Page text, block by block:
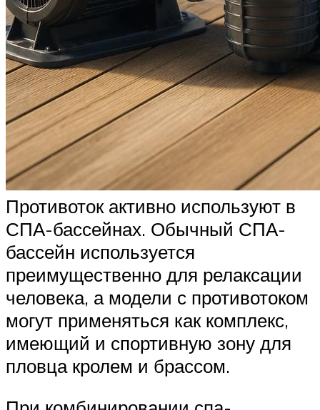
Противоток активно используют в
СПА-бассейнах. Обычный СПА-
бассейн используется
преимущественно для релаксации
человека, а модели с противотоком
могут применяться как комплекс,
имеющий и спортивную зону для
пловца кролем и брассом.